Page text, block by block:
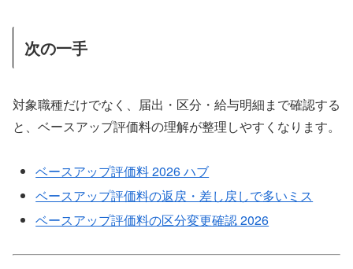
次の一手
対象職種だけでなく、届出・区分・給与明細まで確認する
と、ベースアップ評価料の理解が整理しやすくなります。
ベースアップ評価料 2026 ハブ
ベースアップ評価料の返戻・差し戻しで多いミス
ベースアップ評価料の区分変更確認 2026